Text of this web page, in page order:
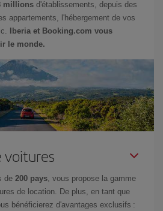
millions d'établissements, depuis des
appartements, l'hébergement de vos
Iberia et Booking.com vous
le monde.
voitures
de 200 pays, vous propose la gamme
de location. De plus, en tant que
bénéficierez d'avantages exclusifs :